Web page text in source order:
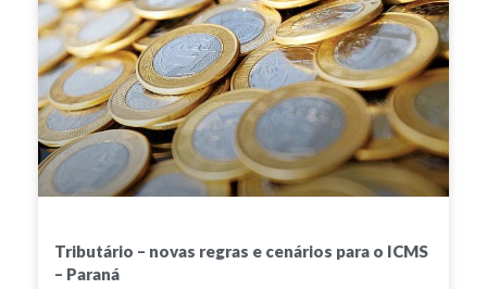
Tributário – novas regras e cenários para o ICMS
– Paraná